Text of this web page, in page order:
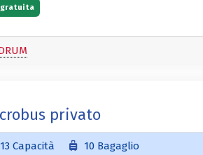
privato
13 Capacità 10 Bagaglio